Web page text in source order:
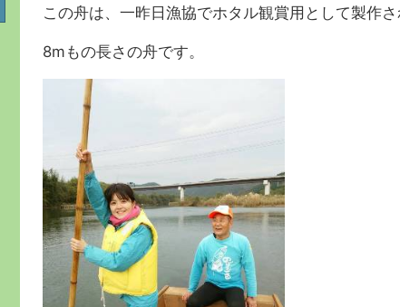
この舟は、一昨日漁協でホタル観賞用として製作
8mもの長さの舟です。